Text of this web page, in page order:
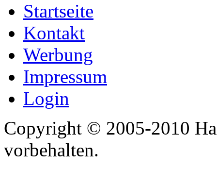
Startseite
Kontakt
Werbung
Impressum
Login
Copyright © 2005-2010
vorbehalten.